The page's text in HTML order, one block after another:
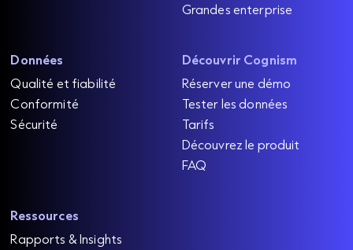
Grandes enterprise
Données
Qualité et fiabilité
Conformité
Sécurité
Découvrir Cognism
Réserver une démo
Tester les données
Tarifs
Découvrez le produit
FAQ
Ressources
Rapports & Insights